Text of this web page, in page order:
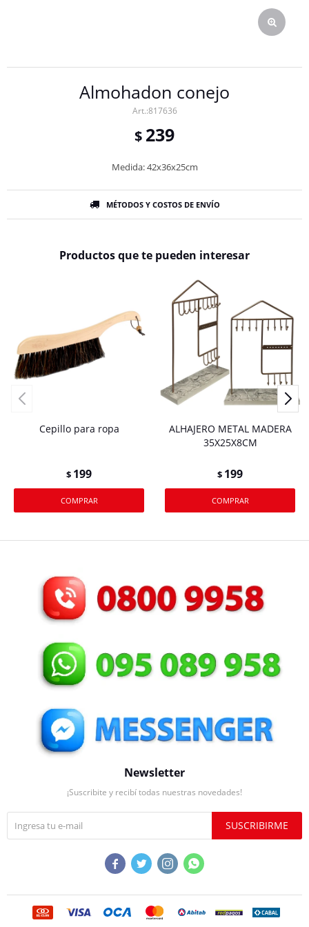
Almohadon conejo
817636
$ 239
Medida: 42x36x25cm
MÉTODOS Y COSTOS DE ENVÍO
Productos que te pueden interesar
Cepillo para ropa
$ 199
ALHAJERO METAL MADERA
35X25X8CM
$ 199
Newsletter
¡Suscribite y recibí todas nuestras novedades!
SUSCRIBIRME
   